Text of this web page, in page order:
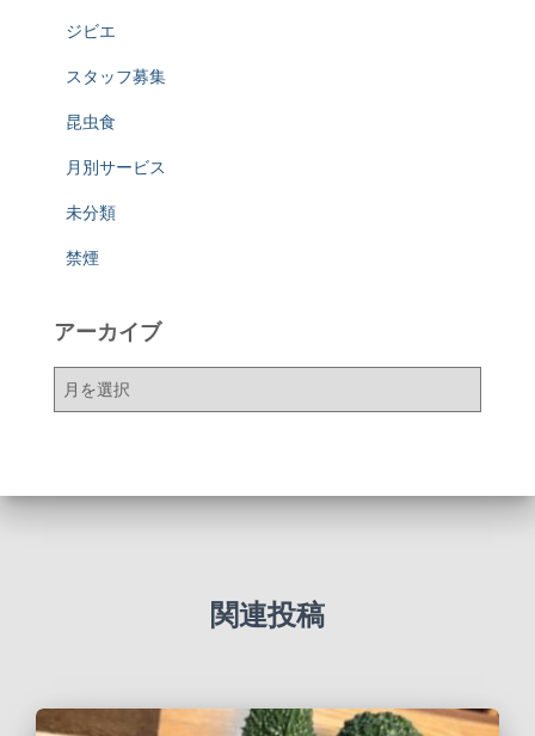
ジビエ
スタッフ募集
昆虫食
月別サービス
未分類
禁煙
アーカイブ
ア
関連投稿